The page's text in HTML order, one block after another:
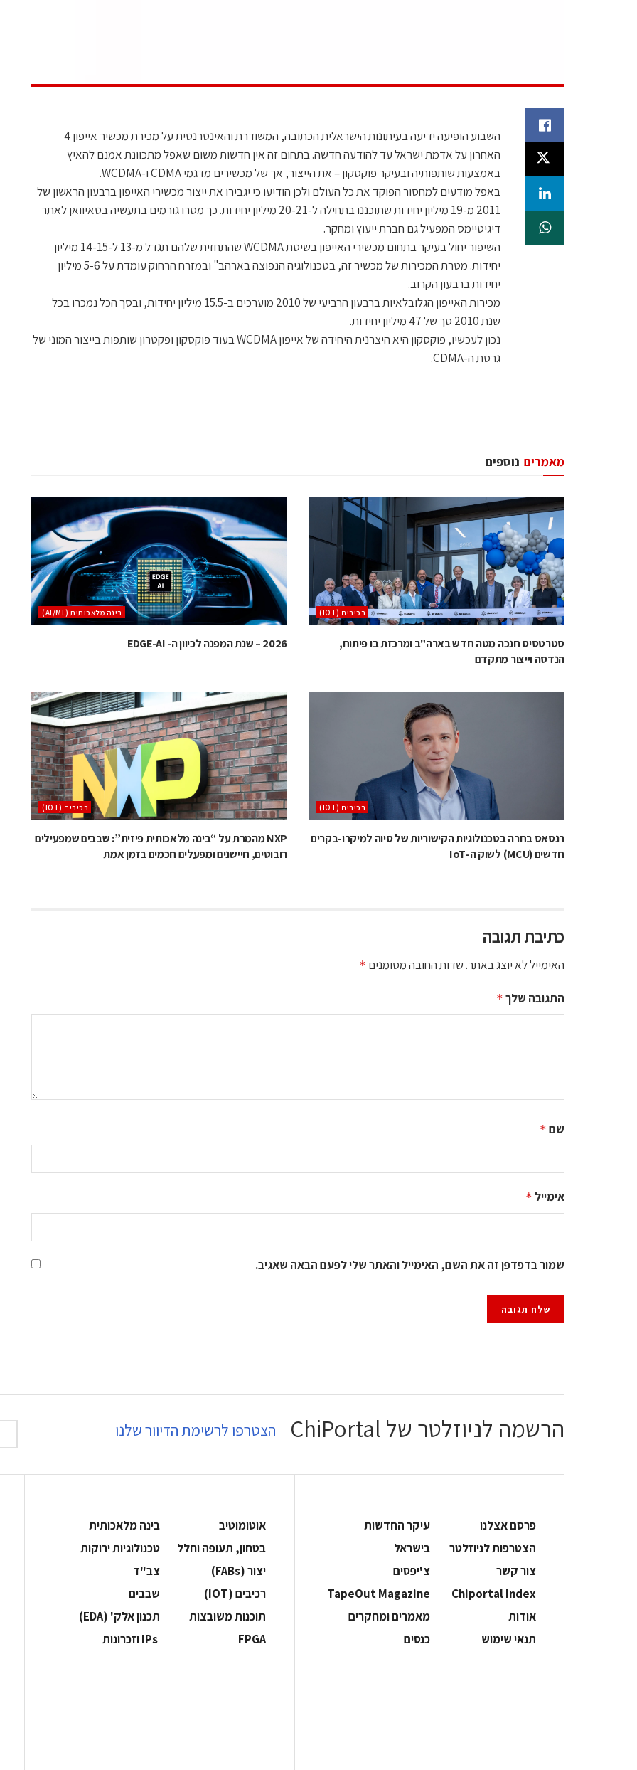
השבוע הופיעה ידיעה בעיתונות הישראלית הכתובה, המשודרת והאינטרנטית על מכירת מכשיר אייפון 4
האחרון על אדמת ישראל עד להודעה חדשה. בתחום זה אין חדשות משום שאפל מתכוונת אמנם להאיץ
באמצעות שותפותיה ובעיקר פוקסקון – את הייצור, אך של מכשירים מדגמי CDMA ו-WCDMA.
באפל מודעים למחסור הפוקד את כל העולם ולכן הודיעו כי יגבירו את ייצור מכשירי האייפון ברבעון הראשון של
2011 מ-19 מיליון יחידות שתוכננו בתחילה ל-20-21 מיליון יחידות. כך מסרו גורמים בתעשיה בטאיוואן לאתר
דיגיטיימס המפעיל גם חברת ייעוץ ומחקר.
השיפור יחול בעיקר בתחום מכשירי האייפון בשיטת WCDMA שהתחזית שלהם תגדל מ-13 ל-14-15 מיליון
יחידות. מטרת המכירות של מכשיר זה, בטכנולוגיה הנפוצה בארהב" ובמזרח הרחוק עומדת על 5-6 מיליון
יחידות ברבעון הקרוב.
מכירות האייפון הגלובלאיות ברבעון הרביעי של 2010 מוערכים ב-15.5 מיליון יחידות, ובסך הכל נמכרו בכל
שנת 2010 סך של 47 מיליון יחידות.
נכון לעכשיו, פוקסקון היא היצרנית היחידה של אייפון WCDMA בעוד פוקסקון ופקטרון שותפות בייצור המוני של
גרסת ה-CDMA.
נוספים מאמרים
‫רכיבים‬ (IOT)
סטרטסיס חנכה מטה חדש בארה"ב ומרכזת בו פיתוח,
הנדסה וייצור מתקדם
בינה מלאכותית (AI/ML)
2026 – שנת המפנה לכיוון ה- EDGE-AI
‫רכיבים‬ (IOT)
רנסאס בחרה בטכנולוגיות הקישוריות של סיוה למיקרו-בקרים
חדשים (MCU) לשוק ה-IoT
‫רכיבים‬ (IOT)
NXP מהמרת על “בינה מלאכותית פיזית”: שבבים שמפעילים
רובוטים, חיישנים ומפעלים חכמים בזמן אמת
כתיבת תגובה
האימייל לא יוצג באתר.שדות החובה מסומנים *
התגובה שלך *
שם *
אימייל *
שמור בדפדפן זה את השם, האימייל והאתר שלי לפעם הבאה שאגיב.
הרשמה לניוזלטר של ChiPortal הצטרפו לרשימת הדיוור שלנו
פרסם אצלנו
עיקר החדשות
הצטרפות לניוזלטר
בישראל
צור קשר
צ'יפסים
Chiportal Index
TapeOut Magazine
אודות
מאמרים ומחקרים
תנאי שימוש
כנסים
אוטומוטיב
בינה מלאכותית
בטחון, תעופה וחלל
‫טכנולוגיות ירוקות‬
‫יצור (‪(FABs‬‬
‫צב"ד‬
‫רכיבים‬ (IOT)
‫שבבים‬
‫תוכנות משובצות‬
‫תכנון אלק' (‪(EDA‬‬
‫‪FPGA‬‬
‫ ‪וזכרונות IPs‬‬